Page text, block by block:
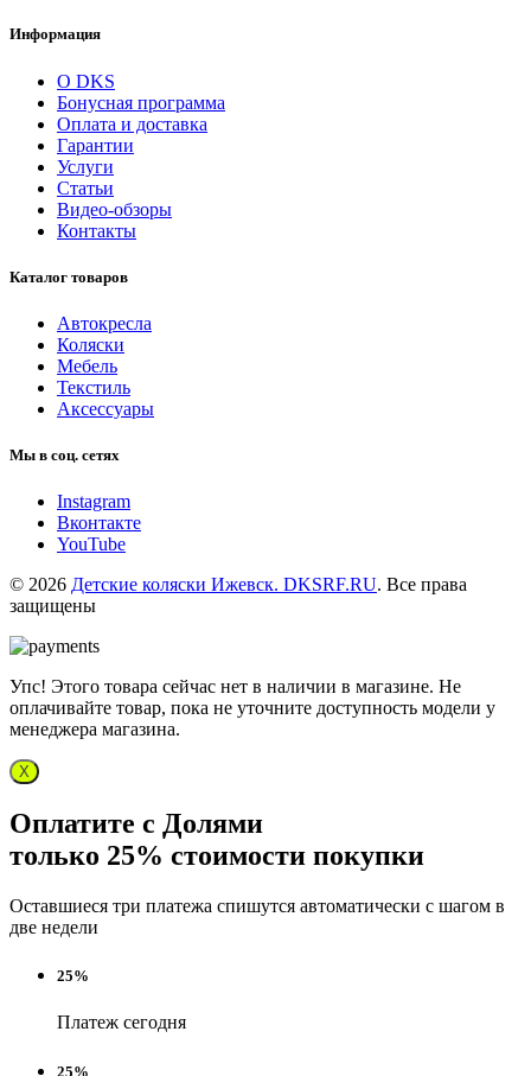
Информация
О DKS
Бонусная программа
Оплата и доставка
Гарантии
Услуги
Статьи
Видео-обзоры
Контакты
Каталог товаров
Автокресла
Коляски
Мебель
Текстиль
Аксессуары
Мы в соц. сетях
Instagram
Вконтакте
YouTube
© 2026 Детские коляски Ижевск. DKSRF.RU. Все права
защищены
Упс! Этого товара сейчас нет в наличии в магазине. Не
оплачивайте товар, пока не уточните доступность модели у
менеджера магазина.
X
Оплатите с Долями
только 25% стоимости покупки
Оставшиеся три платежа спишутся автоматически с шагом в
две недели
25%
Платеж сегодня
25%